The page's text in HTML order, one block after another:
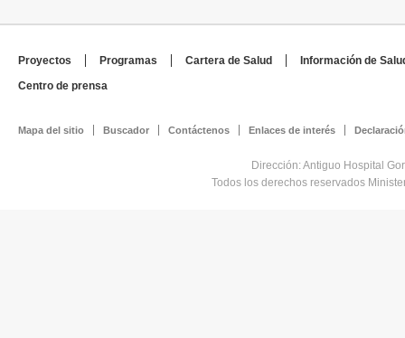
Proyectos Programas Cartera de Salud
Información de
Centro de prensa
Mapa del sitio Buscador Contáctenos Enlaces de interés
Dirección: Antiguo Hospital
Todos los derechos reservados